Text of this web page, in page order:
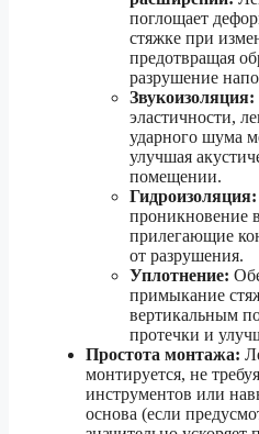
поглощает
стяжке при
предотвращая
разрушение
Звукоизоляция:
эластичности,
ударного шума
улучшая
помещении.
Гидроизоляция:
проникновение
прилегающие
от разрушения.
Уплотнение:
примыкание
вертикальным
протечки и
Простота монтажа:
монтируется, не
инструментов или
основа (если